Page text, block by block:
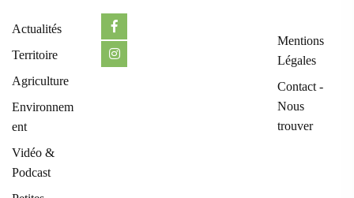
Actualités
Territoire
Agriculture
Environnem
ent
Vidéo &
Podcast
Mentions
Légales
Contact -
Nous
trouver